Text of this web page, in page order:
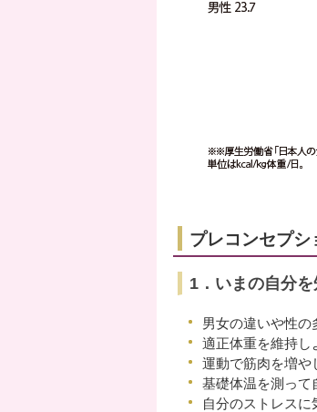
プレコンセプシ
1．いまの自分を
男女の違いや性の
適正体重を維持し
運動で筋肉を増や
基礎体温を測って
自分のストレスに